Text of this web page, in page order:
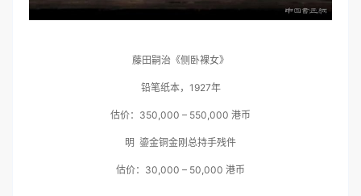
藤田嗣治《侧卧裸女》
铅笔纸本，1927年
估价：350,000 – 550,000 港币
明 鎏金铜金刚总持手残件
估价：30,000 – 50,000 港币